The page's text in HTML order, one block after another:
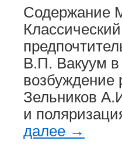
Содержание
В.П. Вакуум в
возбуждение
Зельников
и
далее →